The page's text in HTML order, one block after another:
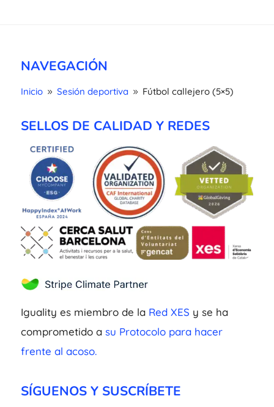
NAVEGACIÓN
Inicio 9 Sesión deportiva 9 Fútbol callejero (5×5)
SELLOS DE CALIDAD Y REDES
Iguality es miembro de la Red XES y se ha
comprometido a su Protocolo para hacer
frente al acoso.
SÍGUENOS Y SUSCRÍBETE